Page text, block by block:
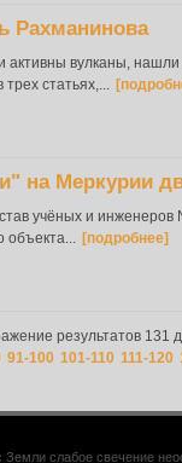
Рахманинова
вулканы,
статьях,...
на Меркурии
учёных и
объекта... [подробнее]
результатов 131
91-100 101-110 111-120
слабое свечение